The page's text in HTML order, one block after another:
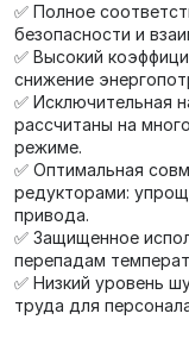
✅ Полное
безопасности и
✅ Высокий
снижение
✅ Исключительная
рассчитаны на
режиме.
✅ Оптимальная
редукторами:
привода.
✅ Защищенное
перепадам
✅ Низкий уровень
труда для